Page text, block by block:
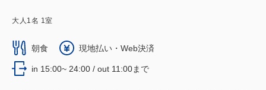
大人 1名 1室
朝食 現地払い・Web決済
in 15:00~ 24:00 / out 11:00まで